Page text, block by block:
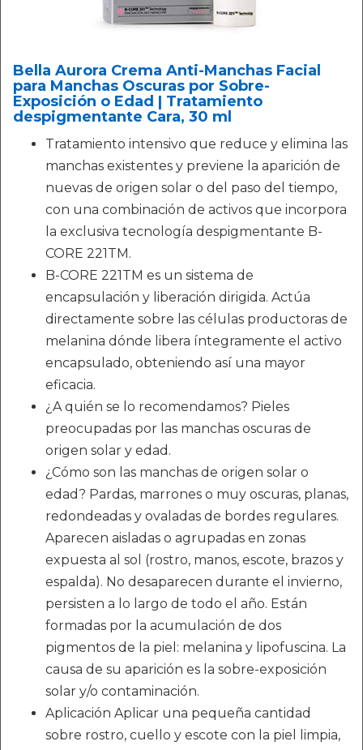
Bella Aurora Crema Anti-Manchas Facial
para Manchas Oscuras por Sobre-
Exposición o Edad | Tratamiento
despigmentante Cara, 30 ml
Tratamiento intensivo que reduce y elimina las
manchas existentes y previene la aparición de
nuevas de origen solar o del paso del tiempo,
con una combinación de activos que incorpora
la exclusiva tecnología despigmentante B-
CORE 221TM.
B-CORE 221TM es un sistema de
encapsulación y liberación dirigida. Actúa
directamente sobre las células productoras de
melanina dónde libera íntegramente el activo
encapsulado, obteniendo así una mayor
eficacia.
¿A quién se lo recomendamos? Pieles
preocupadas por las manchas oscuras de
origen solar y edad.
¿Cómo son las manchas de origen solar o
edad? Pardas, marrones o muy oscuras, planas,
redondeadas y ovaladas de bordes regulares.
Aparecen aisladas o agrupadas en zonas
expuesta al sol (rostro, manos, escote, brazos y
espalda). No desaparecen durante el invierno,
persisten a lo largo de todo el año. Están
formadas por la acumulación de dos
pigmentos de la piel: melanina y lipofuscina. La
causa de su aparición es la sobre-exposición
solar y/o contaminación.
Aplicación Aplicar una pequeña cantidad
sobre rostro, cuello y escote con la piel limpia,